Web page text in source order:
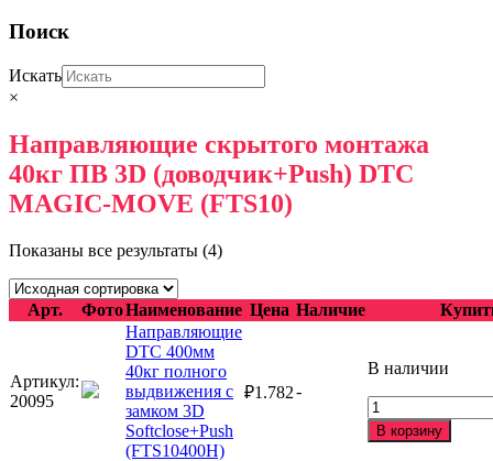
Поиск
Искать
×
Направляющие скрытого монтажа
40кг ПВ 3D (доводчик+Push) DTC
MAGIC-MOVE (FTS10)
Показаны все результаты (4)
Арт. ФотоНаименование Цена Наличие
Артикул:
20095
Направляющие
DTC 400мм
40кг полного
выдвижения с
замком 3D
Softclose+Push
(FTS10400H)
₽1.782-
В наличии
Количество
товара
Направляющие
В корзину